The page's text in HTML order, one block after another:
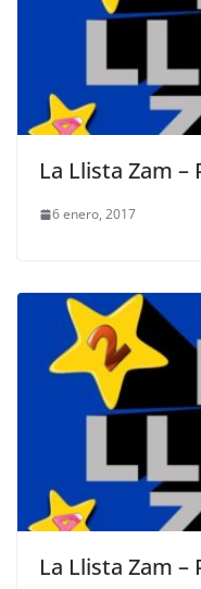
La Llista Zam –
6 enero, 2017
La Llista Zam –